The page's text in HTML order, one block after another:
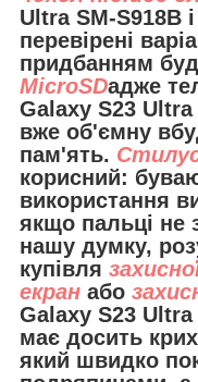
Ultra SM-S918B
перевірені
придбанням
MicroSDадже
Galaxy S23 Ultra
вже об'ємну
пам'ять.
корисний:
використання
якщо пальці не
нашу думку,
купівля
екран або
Galaxy S23 Ultra
має досить
який швидко